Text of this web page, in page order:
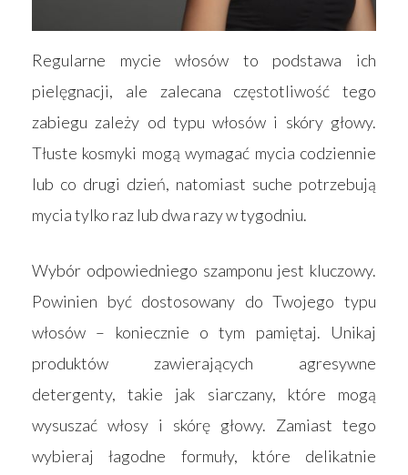
Regularne mycie włosów to podstawa ich
pielęgnacji, ale zalecana częstotliwość tego
zabiegu zależy od typu włosów i skóry głowy.
Tłuste kosmyki mogą wymagać mycia codziennie
lub co drugi dzień, natomiast suche potrzebują
mycia tylko raz lub dwa razy w tygodniu.
Wybór odpowiedniego szamponu jest kluczowy.
Powinien być dostosowany do Twojego typu
włosów – koniecznie o tym pamiętaj. Unikaj
produktów zawierających agresywne
detergenty, takie jak siarczany, które mogą
wysuszać włosy i skórę głowy. Zamiast tego
wybieraj łagodne formuły, które delikatnie